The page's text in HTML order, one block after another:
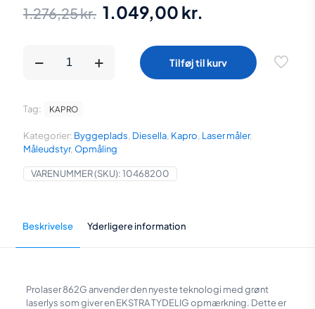
1.276,25kr. Den
1.049,00 kr.
pris
er:
Prolaser 862G
(Grøn
farve)
antal
Tilføj til kurv
VARENUMMER (SKU):10468200
Kategorier: Byggeplads, Diesella, Kapro, Laser måler,
Måleudstyr, Opmåling
Tag: KAPRO
Beskrivelse Yderligere information
Prolaser 862G anvender den nyeste teknologi med grønt
laserlys som giver en EKSTRA TYDELIG opmærkning. Dette er